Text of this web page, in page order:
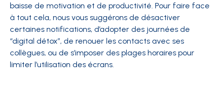
baisse de motivation et de productivité. Pour faire face
à tout cela, nous vous suggérons de désactiver
certaines notifications, d’adopter des journées de
“digital détox”, de renouer les contacts avec ses
collègues, ou de s’imposer des plages horaires pour
limiter l’utilisation des écrans.